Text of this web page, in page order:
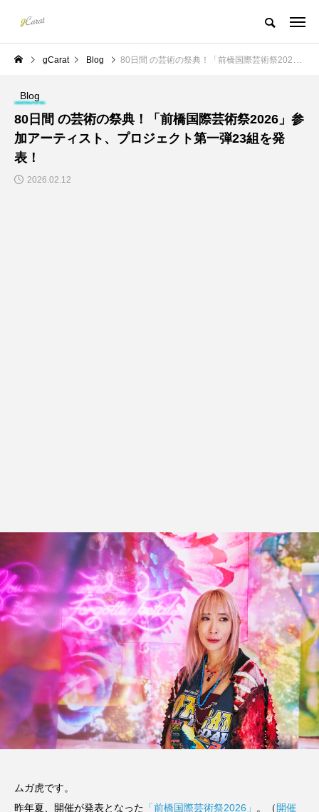
gCarat Blog 80⽇間 の芸術の祭典！「前橋国際芸術祭2026」参加アーティスト、プロジェクト第一弾23組を発表！
Blog
80⽇間 の芸術の祭典！「前橋国際芸術祭2026」参
加アーティスト、プロジェクト第一弾23組を発
表！
2026.02.12
ムガ虎です。
昨年夏、開催が発表となった 「前橋国際芸術祭2026」 。（ 開催